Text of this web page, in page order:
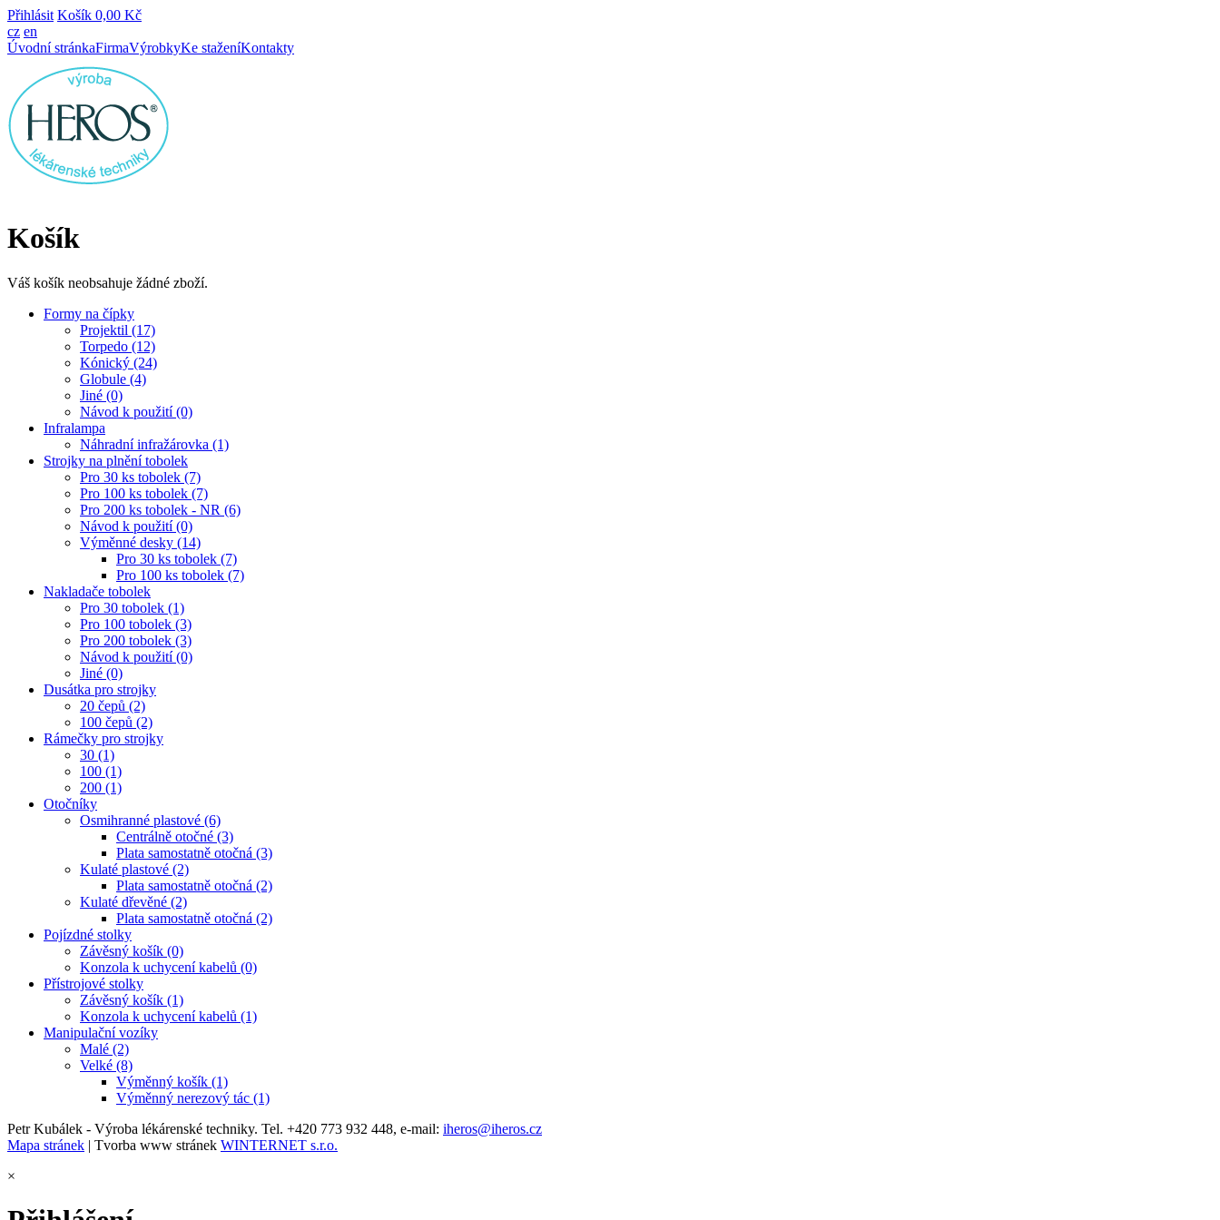
Přihlásit Košík 0,00 Kč
cz en
Úvodní stránkaFirmaVýrobkyKe staženíKontakty
Košík
Váš košík neobsahuje žádné zboží.
Formy na čípky
Projektil (17)
Torpedo (12)
Kónický (24)
Globule (4)
Jiné (0)
Návod k použití (0)
Infralampa
Náhradní infražárovka (1)
Strojky na plnění tobolek
Pro 30 ks tobolek (7)
Pro 100 ks tobolek (7)
Pro 200 ks tobolek - NR (6)
Návod k použití (0)
Výměnné desky (14)
Pro 30 ks tobolek (7)
Pro 100 ks tobolek (7)
Nakladače tobolek
Pro 30 tobolek (1)
Pro 100 tobolek (3)
Pro 200 tobolek (3)
Návod k použití (0)
Jiné (0)
Dusátka pro strojky
20 čepů (2)
100 čepů (2)
Rámečky pro strojky
30 (1)
100 (1)
200 (1)
Otočníky
Osmihranné plastové (6)
Centrálně otočné (3)
Plata samostatně otočná (3)
Kulaté plastové (2)
Plata samostatně otočná (2)
Kulaté dřevěné (2)
Plata samostatně otočná (2)
Pojízdné stolky
Závěsný košík (0)
Konzola k uchycení kabelů (0)
Přístrojové stolky
Závěsný košík (1)
Konzola k uchycení kabelů (1)
Manipulační vozíky
Malé (2)
Velké (8)
Výměnný košík (1)
Výměnný nerezový tác (1)
Petr Kubálek - Výroba lékárenské techniky. Tel. +420 773 932 448, e-mail: iheros@iheros.cz
Mapa stránek | Tvorba www stránek WINTERNET s.r.o.
×